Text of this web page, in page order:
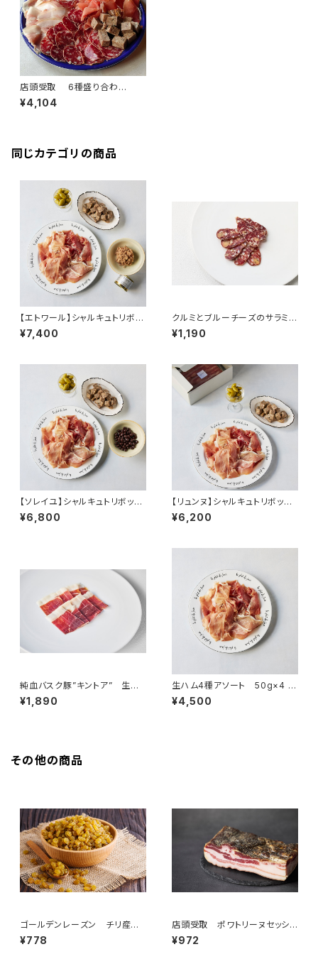
店頭受取 6種盛り合わ
せ ”グラン”（4名様）
¥4,104
同じカテゴリの商品
【エトワール】シャルキュトリボッ
クス
¥7,400
クルミとブルーチーズのサラミ
50g ＜メゾン・ラボリー＞(フラ
ンス・オーヴェルニュ)
¥1,190
【ソレイユ】シャルキュトリボック
ス
¥6,800
【リュンヌ】シャルキュトリボック
ス
¥6,200
純血バスク豚”キントア” 生ハ
ム 50g ＜ピエール・オテイザ
＞(フランス・バスク)
¥1,890
生ハム4種アソート 50g×4 ＜
フランス・バスク、オーヴェルニュ
＞
¥4,500
その他の商品
ゴールデンレーズン チリ産 1
00g
¥778
店頭受取 ポワトリーヌセッシ
ェ 50g ＜メゾン・ラボリー＞
(フランス・オーヴェルニュ)
¥972